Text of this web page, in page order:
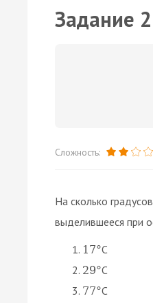
Задание
Сложность:
На сколько
выделившееся при
17°С
29°С
77°С